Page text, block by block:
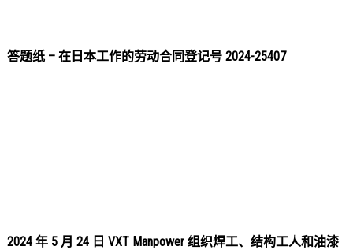
答题纸 – 在日本工作的劳动合同登记号 2024-25407
2024 年 5 月 24 日 VXT Manpower 组织焊工、结构工人和油漆